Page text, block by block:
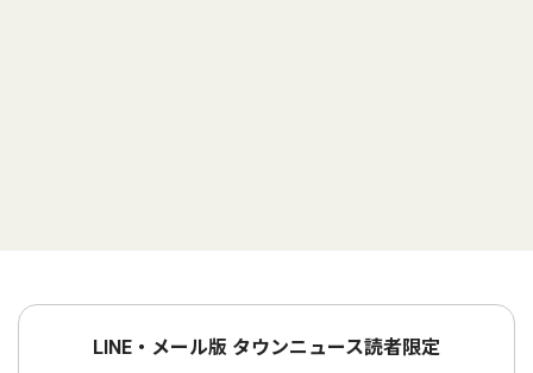
LINE・メール版 タウンニュース読者限定